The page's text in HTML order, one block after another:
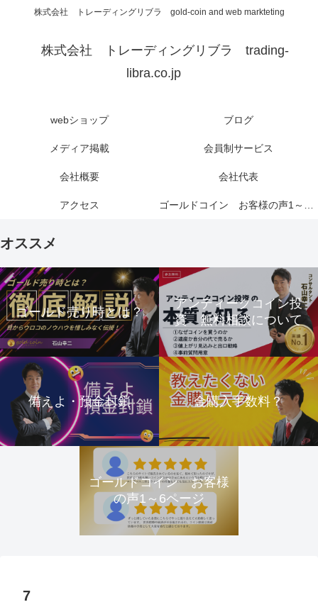
株式会社 トレーディングリブラ gold-coin and web markteting
株式会社 トレーディングリブラ trading-
libra.co.jp
webショップ ブログ
メディア掲載 会員制サービス
会社概要 会社代表
アクセス ゴールドコイン お客様の声1～6ページ
オススメ
ゴールド売り時とは？
アンティークコイン投
資 無料相談について
備えよ・預金封鎖 金購入手数料？
ゴールドコイン お客様
の声1～6ページ
7